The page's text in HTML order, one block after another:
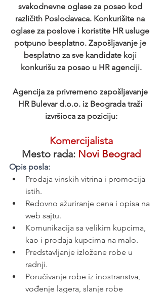
svakodnevne oglase za posao kod
različith Poslodavaca. Konkurišite na
oglase za poslove i koristite HR usluge
potpuno besplatno. Zapošljavanje je
besplatno za sve kandidate koji
konkurišu za posao u HR agenciji.
Agencija za privremeno zapošljavanje
HR Bulevar d.o.o. iz Beograda traži
izvršioca za poziciju:
Komercijalista
Mesto rada: Novi Beograd
Opis posla:
Prodaja vinskih vitrina i promocija
istih.
Redovno ažuriranje cena i opisa na
web sajtu.
Komunikacija sa velikim kupcima,
kao i prodaja kupcima na malo.
Predstavljanje izložene robe u
radnji.
Poručivanje robe iz inostranstva,
vođenje lagera, slanje robe